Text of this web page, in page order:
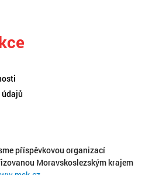
příspěvkovou organizací
Moravskoslezským krajem